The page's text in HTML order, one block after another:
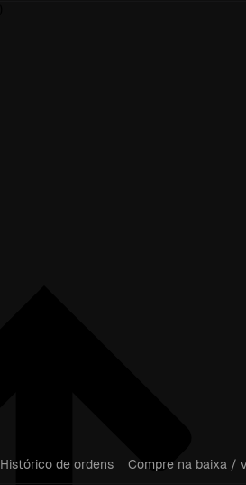
Histórico de ordens
Compre na baixa /